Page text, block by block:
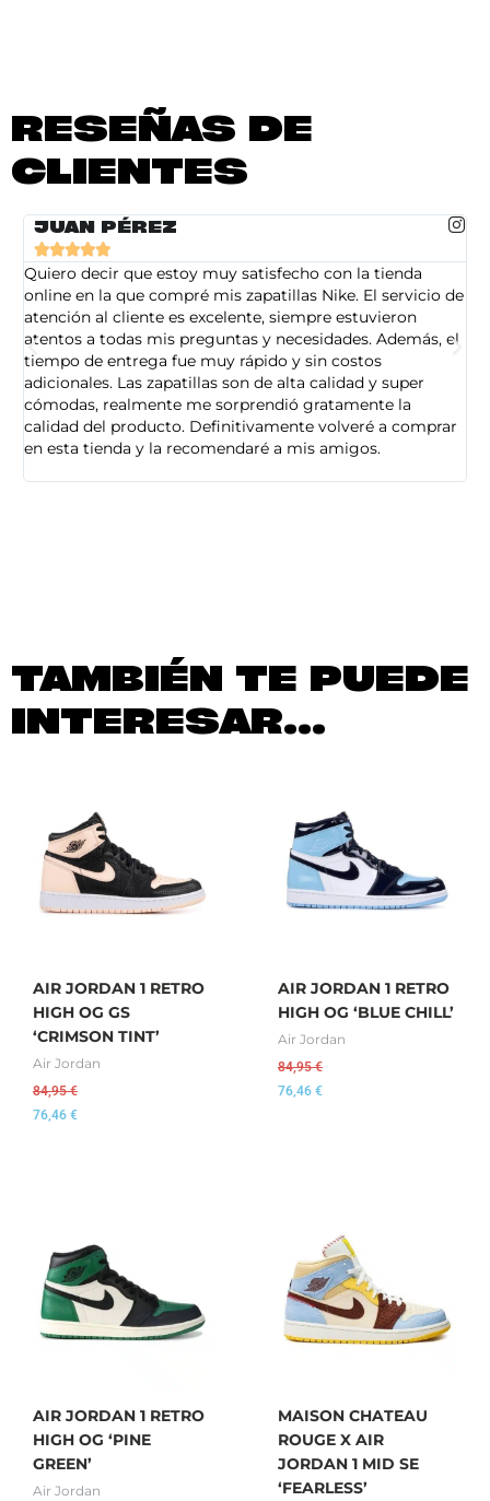
RESEÑAS DE
CLIENTES
JUAN PÉREZ

Quiero decir que estoy muy satisfecho con la tienda
online en la que compré mis zapatillas Nike. El servicio de
atención al cliente es excelente, siempre estuvieron
atentos a todas mis preguntas y necesidades. Además, el
tiempo de entrega fue muy rápido y sin costos
adicionales. Las zapatillas son de alta calidad y super
cómodas, realmente me sorprendió gratamente la
calidad del producto. Definitivamente volveré a comprar
en esta tienda y la recomendaré a mis amigos.
TAMBIÉN TE PUEDE
INTERESAR...
AIR JORDAN 1 RETRO
HIGH OG GS
‘CRIMSON TINT’
Air Jordan
84,95€
76,46 €
AIR JORDAN 1 RETRO
HIGH OG ‘BLUE CHILL’
Air Jordan
84,95€
76,46 €
AIR JORDAN 1 RETRO
HIGH OG ‘PINE
GREEN’
Air Jordan
MAISON CHATEAU
ROUGE X AIR
JORDAN 1 MID SE
‘FEARLESS’